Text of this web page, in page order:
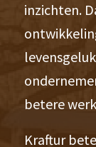
inzichten.
betere
Kraftur